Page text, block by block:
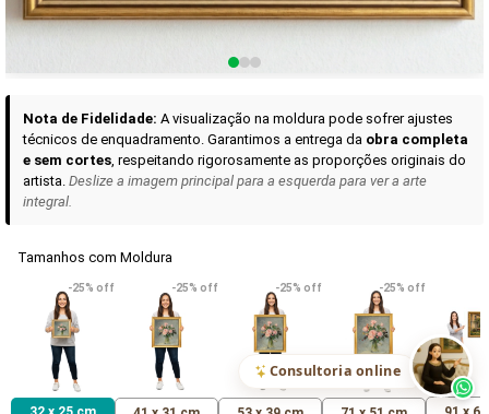
A seleção de obras-primas apresentadas em nossos vídeos nas redes
sociais, reunidas aqui para sua apreciação.
VER DETALHES
Madona de Loreto
R$ 538,42
VER DETALHES
Narciso- caravaggio
R$ 365,92
VER
Maria
uma Rosa
R$ 365,92
Consultoria online
Nota de Fidelidade: A visualização na moldura pode sofrer ajustes
técnicos de enquadramento. Garantimos a entrega da obra completa
e sem cortes, respeitando rigorosamente as proporções originais do
artista. Deslize a imagem principal para a esquerda para ver a arte
integral.
Tamanhos com Moldura
-25% off -25% off -25% off -25% off